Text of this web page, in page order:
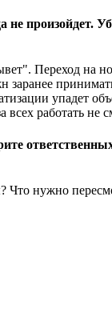
произойдет.
Переход на
заранее
упадет
работать не
нужно